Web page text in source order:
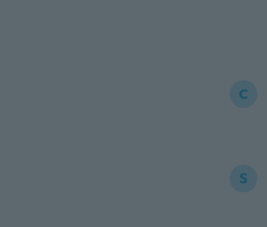
C
S